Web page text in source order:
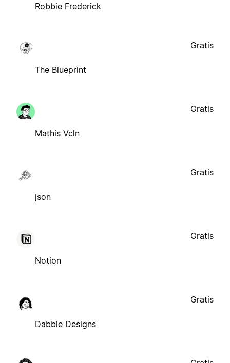
Robbie Frederick
The Blueprint
Gratis
Mathis Vcln
Gratis
json
Gratis
Notion
Gratis
Dabble Designs
Gratis